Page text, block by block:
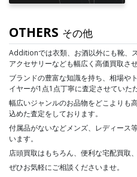
OTHERS その他
Additionでは衣類、お酒以外にも靴、
アクセサリーなども幅広く高価買取さ
ブランドの豊富な知識を持ち、相場や
イヤーが1点1点丁寧に査定させていた
幅広いジャンルのお品物をどこよりも
込めた査定をしております。
付属品がないなどメンズ、レディース
います。
店頭買取はもちろん、便利な宅配買取
ぜひお気軽にご相談くださいませ。